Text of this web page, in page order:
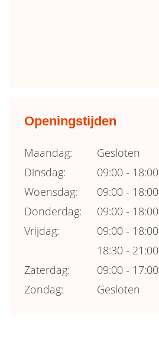
Openingstijden
Maandag:
Gesloten
Dinsdag:
09:00 - 18:00
Woensdag:
09:00 - 18:00
Donderdag:
09:00 - 18:00
Vrijdag:
09:00 - 18:00
18:30 - 21:00
Zaterdag:
09:00 - 17:00
Zondag:
Gesloten